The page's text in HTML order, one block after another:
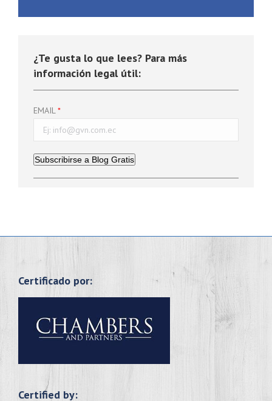
¿Te gusta lo que lees? Para más
información legal útil:
EMAIL
Subscribirse a Blog Gratis
Certificado por:
Certified by: